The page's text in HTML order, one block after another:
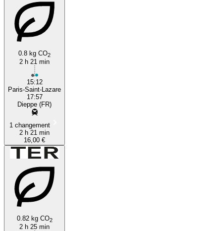
0.8 kg CO2
2 h 21 min
15:12
Paris-Saint-Lazare
17:57
Dieppe (FR)
1 changement
2 h 21 min
16,00 €
0.82 kg CO2
2 h 25 min